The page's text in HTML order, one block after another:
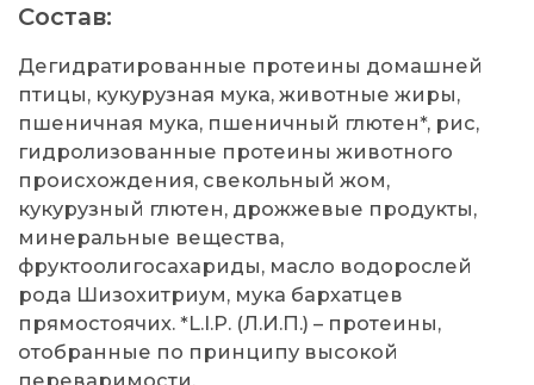
Состав:
Дегидратированные протеины домашней
птицы, кукурузная мука, животные жиры,
пшеничная мука, пшеничный глютен*, рис,
гидролизованные протеины животного
происхождения, свекольный жом,
кукурузный глютен, дрожжевые продукты,
минеральные вещества,
фруктоолигосахариды, масло водорослей
рода Шизохитриум, мука бархатцев
прямостоячих. *L.I.P. (Л.И.П.) – протеины,
отобранные по принципу высокой
переваримости.